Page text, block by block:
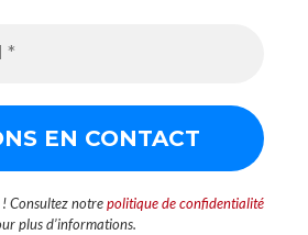
Consultez notrepolitique de confidentialité
plus d’informations.